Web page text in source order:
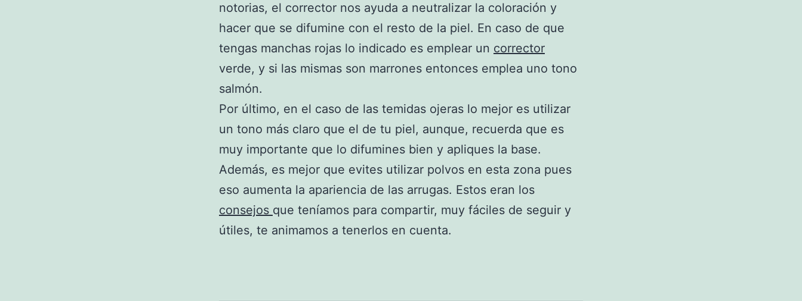
notorias, el corrector nos ayuda a neutralizar la coloración y
hacer que se difumine con el resto de la piel. En caso de que
tengas manchas rojas lo indicado es emplear un corrector
verde, y si las mismas son marrones entonces emplea uno tono
salmón.
Por último, en el caso de las temidas ojeras lo mejor es utilizar
un tono más claro que el de tu piel, aunque, recuerda que es
muy importante que lo difumines bien y apliques la base.
Además, es mejor que evites utilizar polvos en esta zona pues
eso aumenta la apariencia de las arrugas. Estos eran los
consejos que teníamos para compartir, muy fáciles de seguir y
útiles, te animamos a tenerlos en cuenta.